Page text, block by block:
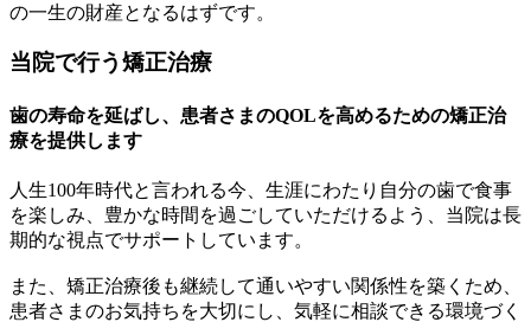
の一生の財産となるはずです。
当院で行う矯正治療
歯の寿命を延ばし、患者さまのQOLを高めるための矯正治
療を提供します
人生100年時代と言われる今、生涯にわたり自分の歯で食事
を楽しみ、豊かな時間を過ごしていただけるよう、当院は長
期的な視点でサポートしています。
また、矯正治療後も継続して通いやすい関係性を築くため、
患者さまのお気持ちを大切にし、気軽に相談できる環境づく